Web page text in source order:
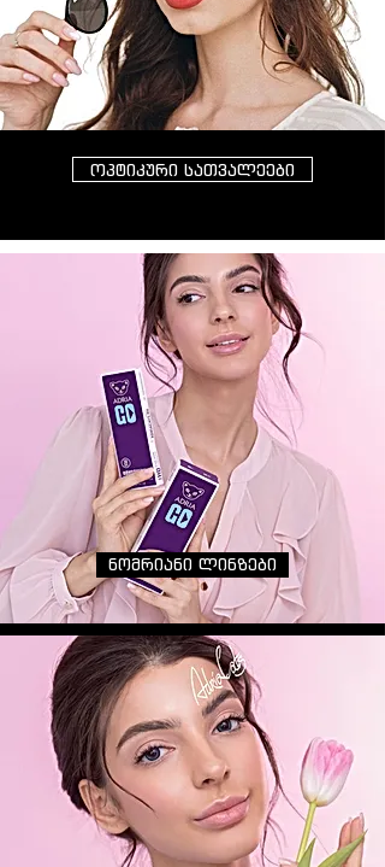
ოპტიკური სათვალეები
ნომრიანი ლინზები